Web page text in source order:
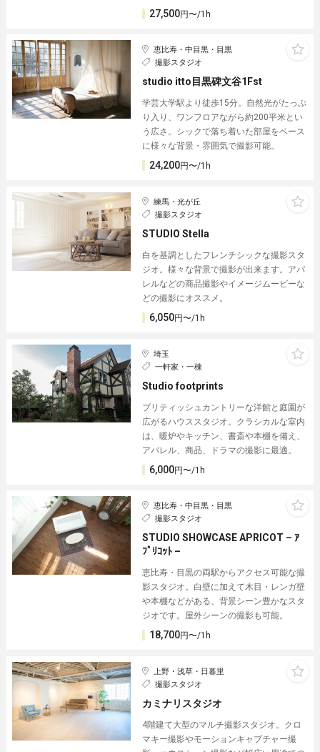
27,500円〜/1h
恵比寿・中目黒・目黒
撮影スタジオ
studio itto目黒碑文谷1Fst
学芸大学駅より徒歩15分。自然光がたっぷ
り入り、ワンフロアながら約200平米とい
う広さ。シックで落ち着いた部屋をベース
に様々な背景・雰囲気で撮影可能。
24,200円〜/1h
練馬・光が丘
撮影スタジオ
STUDIO Stella
白を基調としたフレンチシックな撮影スタ
ジオ。様々な背景で撮影が出来ます。アパ
レルなどの商品撮影やイメージムービーな
どの撮影にオススメ。
6,050円〜/1h
埼玉
一軒家・一棟
Studio footprints
ブリティッシュカントリーな洋館と庭園が
広がるハウススタジオ。クラシカルな室内
は、暖炉やキッチン、書斎や本棚を備え、
アパレル、商品、ドラマの撮影に最適。
6,000円〜/1h
恵比寿・中目黒・目黒
撮影スタジオ
STUDIO SHOWCASE APRICOT – ｱ
ﾌﾟﾘｺｯﾄ –
恵比寿・目黒の両駅からアクセス可能な撮
影スタジオ。白壁に加えて木目・レンガ壁
や本棚などがある、背景シーン豊かなスタ
ジオです。屋外シーンの撮影も可能。
18,700円〜/1h
上野・浅草・日暮里
撮影スタジオ
カミナリスタジオ
4階建て大型のマルチ撮影スタジオ。クロ
マキー撮影やモーションキャプチャー撮